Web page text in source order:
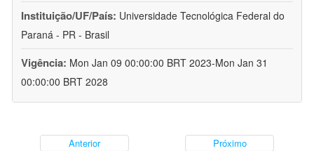
Instituição/UF/País: Universidade Tecnológica Federal do
Paraná - PR - Brasil
Vigência: Mon Jan 09 00:00:00 BRT 2023-Mon Jan 31
00:00:00 BRT 2028
Anterior Próximo